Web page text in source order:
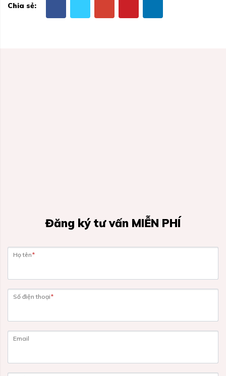
Chia sẻ:
Đăng ký tư vấn MIỄN PHÍ
Họ tên*
Số điện thoại*
Email